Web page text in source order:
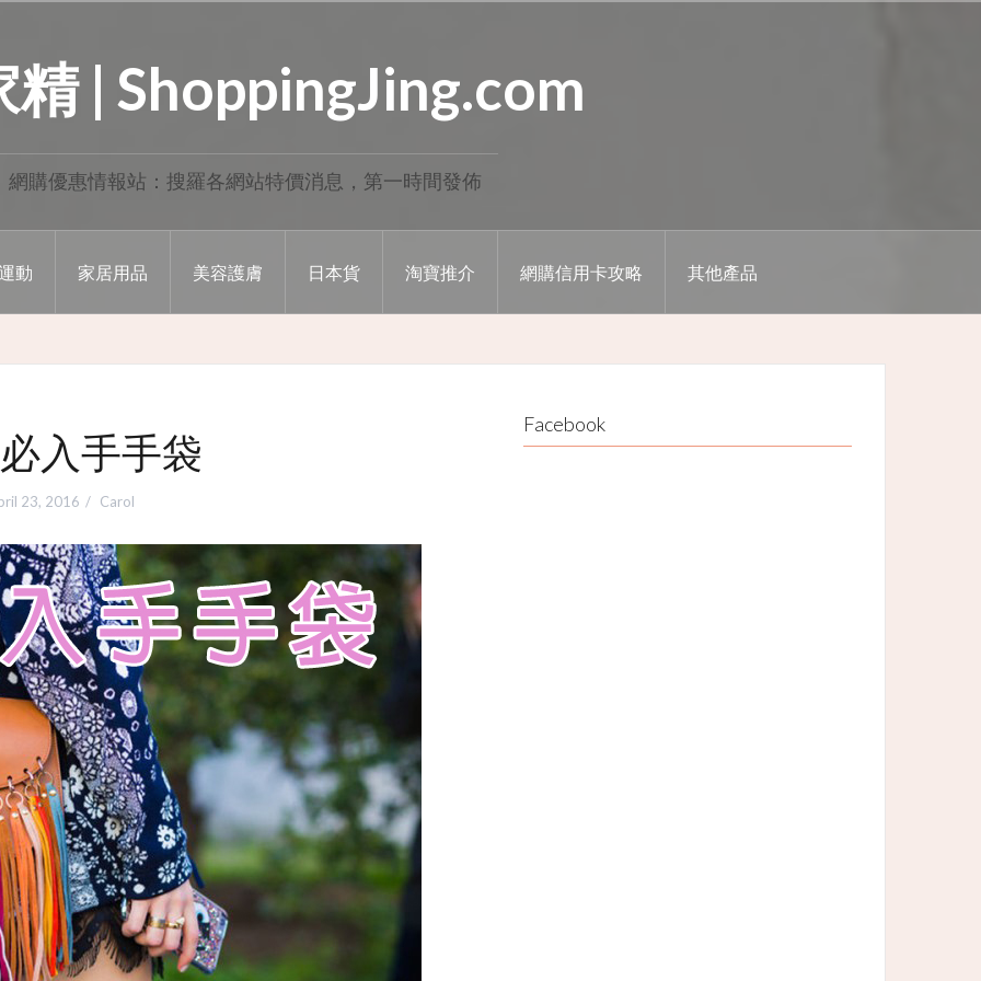
精 | ShoppingJing.com
網購優惠情報站：搜羅各網站特價消息，第一時間發佈
動 家居用品 美容護膚 日本貨 淘寶推介 網購信用卡攻略 其他產品
入手手袋
23, 2016 Carol
Facebook